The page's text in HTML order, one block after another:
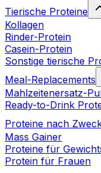
Tierische Proteine
Kollagen
Rinder-Protein
Casein-Protein
Sonstige tierische
Meal-Replacements
Mahlzeitenersatz-
Ready-to-Drink
Proteine nach
Mass Gainer
Proteine für
Protein für Frauen